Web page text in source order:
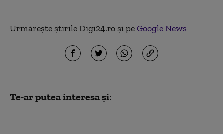
Urmărește știrile Digi24.ro și peGoogle News
Te-ar putea interesa și: